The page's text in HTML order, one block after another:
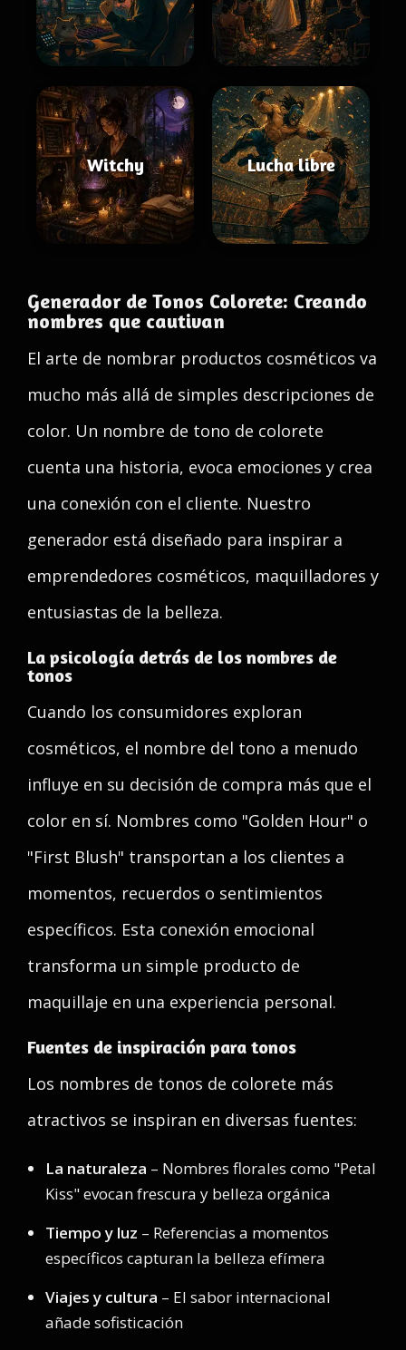
Witchy Lucha libre
Generador de Tonos Colorete: Creando
nombres que cautivan
El arte de nombrar productos cosméticos va
mucho más allá de simples descripciones de
color. Un nombre de tono de colorete
cuenta una historia, evoca emociones y crea
una conexión con el cliente. Nuestro
generador está diseñado para inspirar a
emprendedores cosméticos, maquilladores y
entusiastas de la belleza.
La psicología detrás de los nombres de
tonos
Cuando los consumidores exploran
cosméticos, el nombre del tono a menudo
influye en su decisión de compra más que el
color en sí. Nombres como "Golden Hour" o
"First Blush" transportan a los clientes a
momentos, recuerdos o sentimientos
específicos. Esta conexión emocional
transforma un simple producto de
maquillaje en una experiencia personal.
Fuentes de inspiración para tonos
Los nombres de tonos de colorete más
atractivos se inspiran en diversas fuentes:
La naturaleza – Nombres florales como "Petal
Kiss" evocan frescura y belleza orgánica
Tiempo y luz – Referencias a momentos
específicos capturan la belleza efímera
Viajes y cultura – El sabor internacional
añade sofisticación